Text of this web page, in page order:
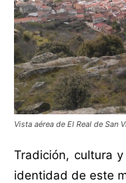
Vista aérea de El Real de San
Tradición, cultura
identidad de este